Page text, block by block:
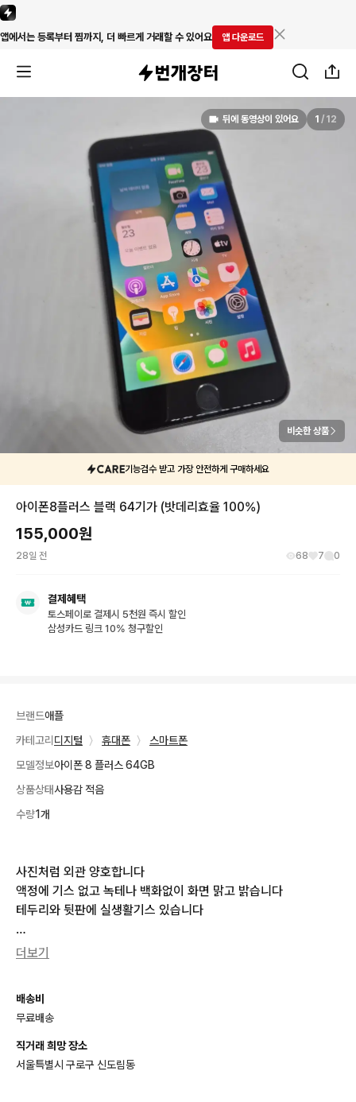
앱에서는 등록부터 찜까지, 더 빠르게 거래할 수 있어요 앱 다운로드
뒤에 동영상이 있어요 1 / 12
비슷한 상품
기능검수 받고 가장 안전하게 구매하세요
아이폰8플러스 블랙 64기가 (밧데리효율 100%)
155,000원
28일 전 68 7 0
결제혜택
토스페이로 결제시 5천원 즉시 할인
삼성카드 링크 10% 청구할인
브랜드애플
카테고리 디지털 〉 휴대폰 〉
스마트폰
모델정보아이폰 8 플러스 64GB
상품상태사용감 적음
수량1개
사진처럼 외관 양호합니다
액정에 기스 없고 녹테나 백화없이 화면 맑고 밝습니다
테두리와 뒷판에 실생활기스 있습니다
밧데리효율 100%입니다
기기와 케이블, 케이스, 강화보호필름 함께 드립니다
도림천역 직거래 또는택배 선불
도착후 3일간 무상보증해 드립니다
더보기
배송비
무료배송
직거래 희망 장소
서울특별시 구로구 신도림동